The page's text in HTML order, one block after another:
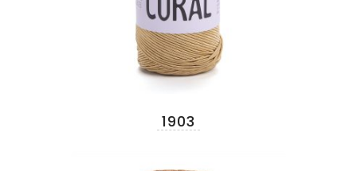
1903